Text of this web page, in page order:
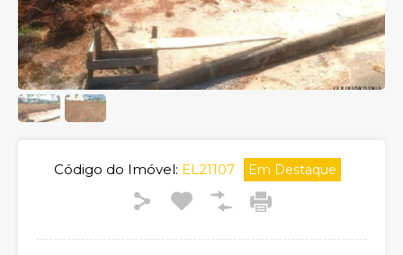
Código do Imóvel: EL21107 Em Destaque